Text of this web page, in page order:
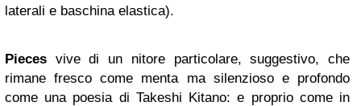
laterali e baschina elastica).
Pieces vive di un nitore particolare, suggestivo, che
rimane fresco come menta ma silenzioso e profondo
come una poesia di Takeshi Kitano: e proprio come in